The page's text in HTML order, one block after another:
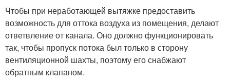
Чтобы при неработающей вытяжке предоставить
возможность для оттока воздуха из помещения, делают
ответвление от канала. Оно должно функционировать
так, чтобы пропуск потока был только в сторону
вентиляционной шахты, поэтому его снабжают
обратным клапаном.